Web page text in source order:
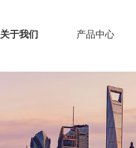
关于我们 产品中心